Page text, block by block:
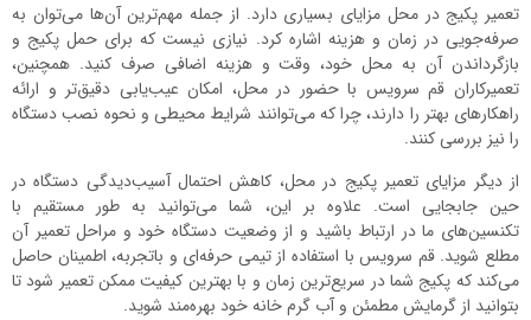
تعمیر پکیج در محل مزایای بسیاری دارد. از جمله مهم‌ترین آن‌ها می‌توان به
صرفه‌جویی در زمان و هزینه اشاره کرد. نیازی نیست که برای حمل پکیج و
بازگرداندن آن به محل خود، وقت و هزینه اضافی صرف کنید. همچنین،
تعمیرکاران قم سرویس با حضور در محل، امکان عیب‌یابی دقیق‌تر و ارائه
راهکارهای بهتر را دارند، چرا که می‌توانند شرایط محیطی و نحوه نصب دستگاه
را نیز بررسی کنند.
از دیگر مزایای تعمیر پکیج در محل، کاهش احتمال آسیب‌دیدگی دستگاه در
حین جابجایی است. علاوه بر این، شما می‌توانید به طور مستقیم با
تکنسین‌های ما در ارتباط باشید و از وضعیت دستگاه خود و مراحل تعمیر آن
مطلع شوید. قم سرویس با استفاده از تیمی حرفه‌ای و باتجربه، اطمینان حاصل
می‌کند که پکیج شما در سریع‌ترین زمان و با بهترین کیفیت ممکن تعمیر شود تا
بتوانید از گرمایش مطمئن و آب گرم خانه خود بهره‌مند شوید.